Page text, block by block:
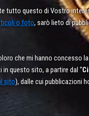
tutto questo di Vostro
o foto, sarò lieto di
che mi hanno concesso
in questo sito, a partire dal “
sito), dalle cui pubblicazioni